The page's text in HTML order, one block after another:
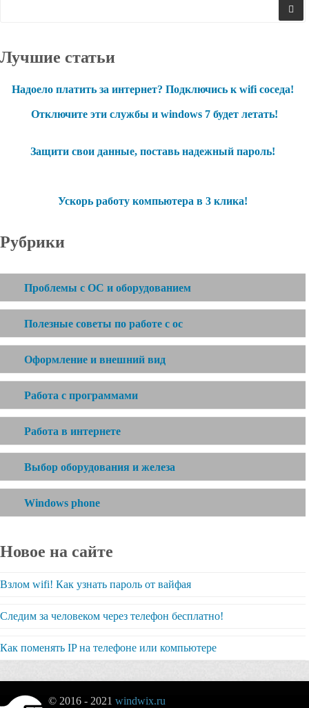
Лучшие статьи
Надоело платить за интернет? Подключись к wifi соседа!
Отключите эти службы и windows 7 будет летать!
Защити свои данные, поставь надежный пароль!
Ускорь работу компьютера в 3 клика!
Рубрики
Проблемы с ОС и оборудованием
Полезные советы по работе с ос
Оформление и внешний вид
Работа с программами
Работа в интернете
Выбор оборудования и железа
Windows phone
Новое на сайте
Взлом wifi! Как узнать пароль от вайфая
Следим за человеком через телефон бесплатно!
Как поменять IP на телефоне или компьютере
© 2016 - 2021 windwix.ru